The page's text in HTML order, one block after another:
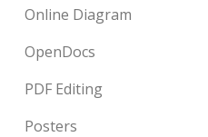
Online Diagram
OpenDocs
PDF Editing
Posters